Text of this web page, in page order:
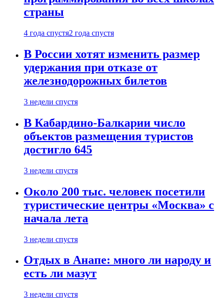
страны
4 года спустя2 года спустя
В России хотят изменить размер
удержания при отказе от
железнодорожных билетов
3 недели спустя
В Кабардино-Балкарии число
объектов размещения туристов
достигло 645
3 недели спустя
Около 200 тыс. человек посетили
туристические центры «Москва» с
начала лета
3 недели спустя
Отдых в Анапе: много ли народу и
есть ли мазут
3 недели спустя